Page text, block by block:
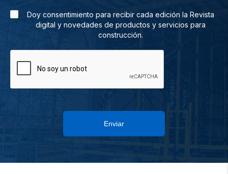
Doy consentimiento para recibir cada edición la Revista
digital y novedades de productos y servicios para
construcción.
Enviar